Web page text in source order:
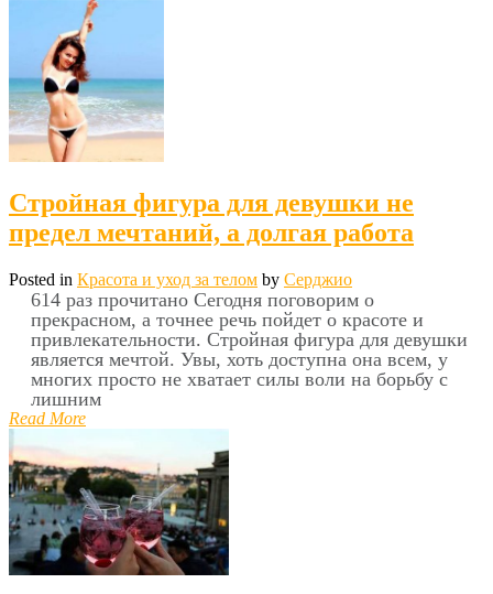
Стройная фигура для девушки не
предел мечтаний, а долгая работа
Posted in Красота и уход за телом by Серджио
614 раз прочитано Сегодня поговорим о
прекрасном, а точнее речь пойдет о красоте и
привлекательности. Стройная фигура для девушки
является мечтой. Увы, хоть доступна она всем, у
многих просто не хватает силы воли на борьбу с
лишним
Read More